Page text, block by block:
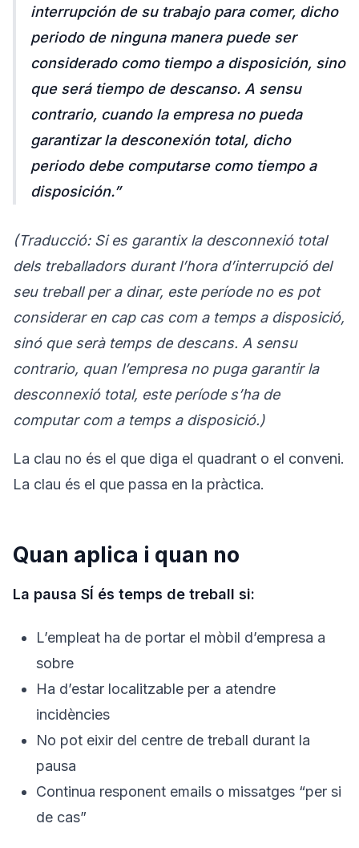
interrupción de su trabajo para comer, dicho
periodo de ninguna manera puede ser
considerado como tiempo a disposición, sino
que será tiempo de descanso. A sensu
contrario, cuando la empresa no pueda
garantizar la desconexión total, dicho
periodo debe computarse como tiempo a
disposición.”
(Traducció: Si es garantix la desconnexió total
dels treballadors durant l’hora d’interrupció del
seu treball per a dinar, este període no es pot
considerar en cap cas com a temps a disposició,
sinó que serà temps de descans. A sensu
contrario, quan l’empresa no puga garantir la
desconnexió total, este període s’ha de
computar com a temps a disposició.)
La clau no és el que diga el quadrant o el conveni.
La clau és el que passa en la pràctica.
Quan aplica i quan no
La pausa SÍ és temps de treball si:
L’empleat ha de portar el mòbil d’empresa a
sobre
Ha d’estar localitzable per a atendre
incidències
No pot eixir del centre de treball durant la
pausa
Continua responent emails o missatges “per si
de cas”